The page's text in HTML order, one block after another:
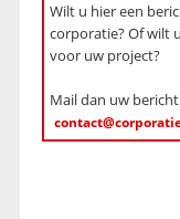
Wilt u hier een
corporatie? Of wilt
voor uw project?
Mail dan uw